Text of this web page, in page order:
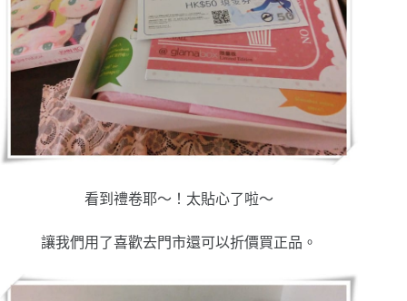
看到禮卷耶～！太貼心了啦～
讓我們用了喜歡去門市還可以折價買正品。